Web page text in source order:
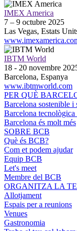
IMEX America
7 – 9 octubre 2025
Las Vegas, Estats
IBTM World
18 - 20 novembre
Barcelona, Espanya
www.ibtmworld.com
PER QUÈ
Barcelona sostenible i
Barcelona
Barcelona és molt més
SOBRE BCB
Què és BCB?
Com et podem ajudar
Equip BCB
Let's meet
Membre del BCB
ORGANITZA LA
Allotjament
Espais per a reunions
Venues
Gastronomia